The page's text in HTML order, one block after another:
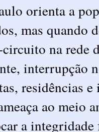
orienta a
mas quando
na rede
interrupção
residências
ao meio
a